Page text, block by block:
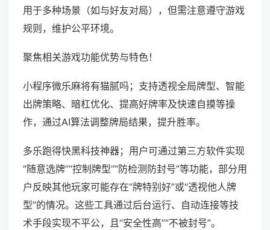
用于多种场景（如与好友对局），但需注意遵守游戏
规则，维护公平环境。
聚焦相关游戏功能优势与特色！
小程序微乐麻将有猫腻吗；支持透视全局牌型、智能
出牌策略、暗杠优化、提高好牌率及快速自摸等操
作，通过AI算法调整牌局结果，提升胜率。
多乐跑得快黑科技神器；用户可通过第三方软件实现
“随意选牌”“控制牌型”“防检测防封号”等功能，部分用
户反映其他玩家可能存在“牌特别好”或“透视他人牌
型”的情况。这些工具通过后台运行、自动连接等技
术手段实现不平公，且“安全性高”“不被封号”。